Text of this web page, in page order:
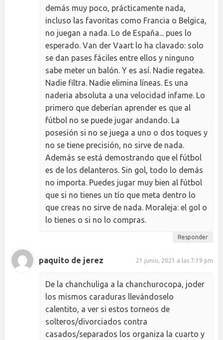
demás muy poco, prácticamente nada,
incluso las favoritas como Francia o Belgica,
no juegan a nada. Lo de España... pues lo
esperado. Van der Vaart lo ha clavado: solo
se dan pases fáciles entre ellos y ninguno
sabe meter un balón. Y es así. Nadie regatea.
Nadie filtra. Nadie elimina líneas. Es una
naderia absoluta a una velocidad infame. Lo
primero que deberían aprender es que al
fútbol no se puede jugar andando. La
posesión si no se juega a uno o dos toques y
no se tiene precisión, no sirve de nada.
Además se está demostrando que el fútbol
es de los delanteros. Sin gol, todo lo demás
no importa. Puedes jugar muy bien al fútbol
que si no tienes un tío que meta dentro lo
que creas no sirve de nada. Moraleja: el gol o
lo tienes o si no lo compras.
Responder
paquito de jerez 21 junio, 2021 a las 7:19 pm
De la chanchuliga a la chanchurocopa, joder
los mismos caraduras llevándoselo
calentito, a ver si estos torneos de
solteros/divorciados contra
casados/separados los organiza la cuarto y